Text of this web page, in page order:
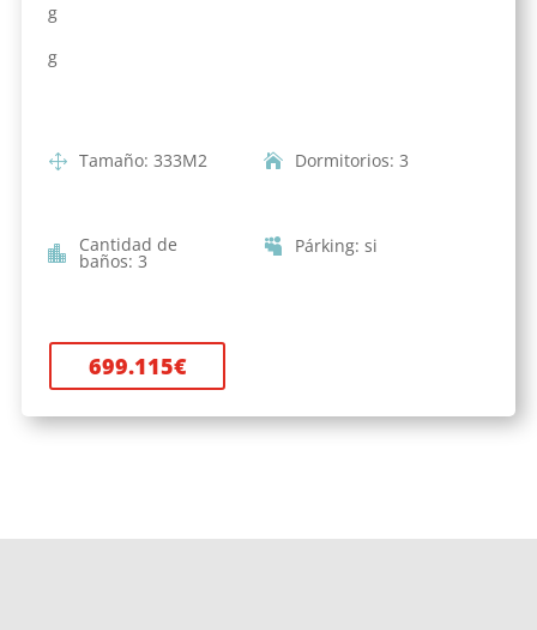
g
g
Tamaño: 333M2 Dormitorios: 3
Cantidad de
baños: 3
Párking: si
699.115€